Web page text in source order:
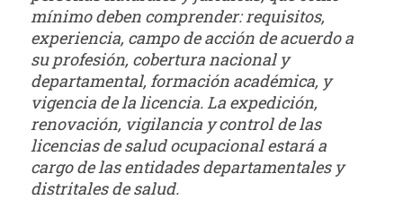
mínimo deben comprender: requisitos,
experiencia, campo de acción de acuerdo a
su profesión, cobertura nacional y
departamental, formación académica, y
vigencia de la licencia. La expedición,
renovación, vigilancia y control de las
licencias de salud ocupacional estará a
cargo de las entidades departamentales y
distritales de salud.